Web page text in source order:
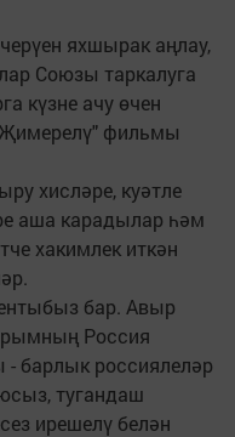
яхшырак аңлау,
Союзы таркалуга
күзне ачу өчен
фильмы
хисләре, куәтле
аша карадылар һәм
хакимлек иткән
бар. Авыр
Россия
- барлык россиялеләр
тугандаш
ирешелү белән